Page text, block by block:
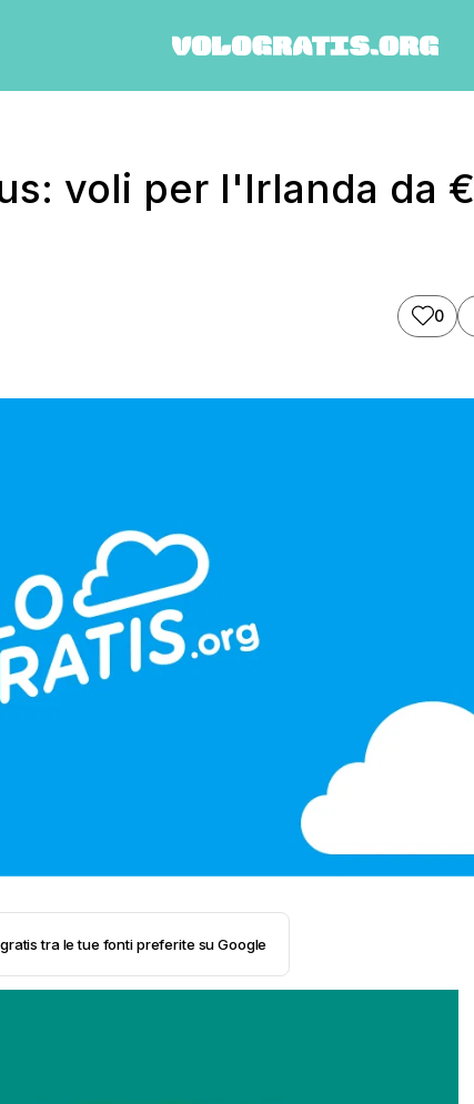
voli per l'Irlanda da €
0
tra le tue fonti preferite su Google